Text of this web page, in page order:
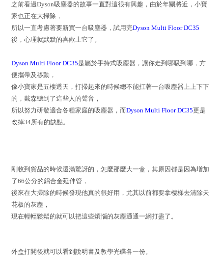
之前看過Dyson吸塵器的故事一直對這很有興趣，由於年關將近，小寶
家也正在大掃除，
所以一直考慮著要新買一台吸塵器，試用完Dyson Multi Floor DC35
後，心理就默默的喜歡上它了。
Dyson Multi Floor DC35是屬於手持式吸塵器，讓你走到哪吸到哪，方
便攜帶及移動，
像小寶家是五樓透天，打掃起來的時候總不能扛著一台吸塵器上上下下
的，戴森聽到了這些人的聲音，
所以努力研發適合各種家庭的吸塵器，而Dyson Multi Floor DC35更是
改掉34所有的缺點。
剛收到貨品的時候還滿驚訝的，怎麼那麼大一盒，其原因都是因為增加
了66公分的鋁合金延伸管，
後來在大掃除的時候發現他真的很好用，尤其以前都要拿樓梯去清除天
花板的灰塵，
現在輕輕鬆鬆的就可以把這些煩惱的灰塵通通一網打盡了。
外盒打開後就可以看到說明書及教學光碟各一份。